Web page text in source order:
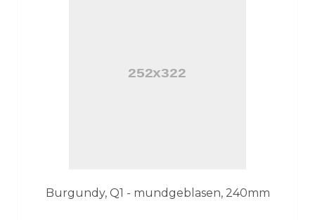
Burgundy, Q1 - mundgeblasen, 240mm